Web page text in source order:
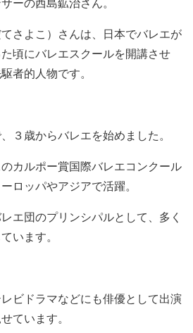
さよこ）さんは、日本でバレエが
頃にバレエスクールを開講させ
者的人物です。
３歳からバレエを始めました。
カルポー賞国際バレエコンクール
ロッパやアジアで活躍。
エ団のプリンシパルとして、多く
います。
ビドラマなどにも俳優として出演
ています。